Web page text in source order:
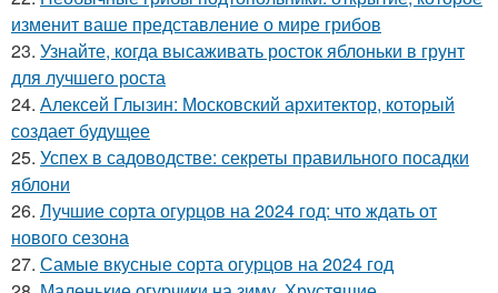
изменит ваше представление о мире грибов
23. Узнайте, когда высаживать росток яблоньки в грунт
для лучшего роста
24. Алексей Глызин: Московский архитектор, который
создает будущее
25. Успех в садоводстве: секреты правильного посадки
яблони
26. Лучшие сорта огурцов на 2024 год: что ждать от
нового сезона
27. Самые вкусные сорта огурцов на 2024 год